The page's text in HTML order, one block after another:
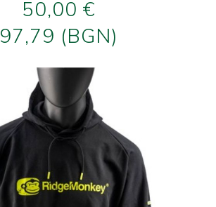
50,00 €
97,79 (BGN)